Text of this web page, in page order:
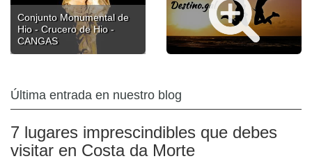
Conjunto Monumental de
Hio - Crucero de Hio -
CANGAS
Última entrada en nuestro blog
7 lugares imprescindibles que debes
visitar en Costa da Morte